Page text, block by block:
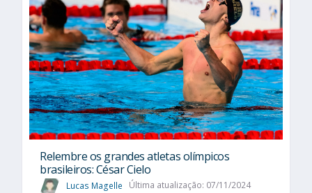
Relembre os grandes atletas olímpicos
brasileiros: César Cielo
Lucas Magelle Última atualização: 07/11/2024